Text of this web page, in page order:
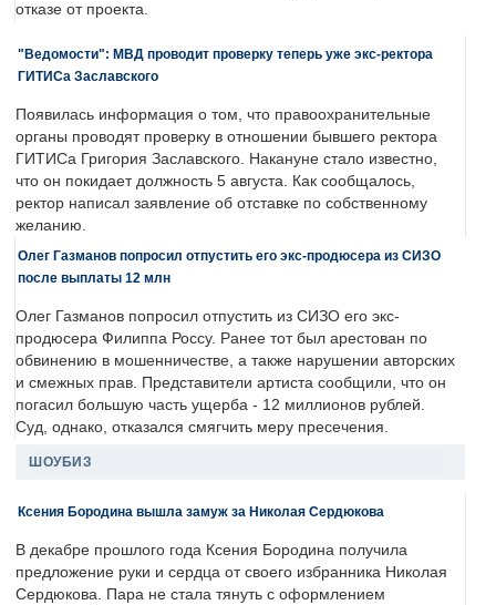
отказе от проекта.
"Ведомости": МВД проводит проверку теперь уже экс-ректора
ГИТИСа Заславского
Появилась информация о том, что правоохранительные
органы проводят проверку в отношении бывшего ректора
ГИТИСа Григория Заславского. Накануне стало известно,
что он покидает должность 5 августа. Как сообщалось,
ректор написал заявление об отставке по собственному
желанию.
Олег Газманов попросил отпустить его экс-продюсера из СИЗО
после выплаты 12 млн
Олег Газманов попросил отпустить из СИЗО его экс-
продюсера Филиппа Россу. Ранее тот был арестован по
обвинению в мошенничестве, а также нарушении авторских
и смежных прав. Представители артиста сообщили, что он
погасил большую часть ущерба - 12 миллионов рублей.
Суд, однако, отказался смягчить меру пресечения.
ШОУБИЗ
Ксения Бородина вышла замуж за Николая Сердюкова
В декабре прошлого года Ксения Бородина получила
предложение руки и сердца от своего избранника Николая
Сердюкова. Пара не стала тянуть с оформлением